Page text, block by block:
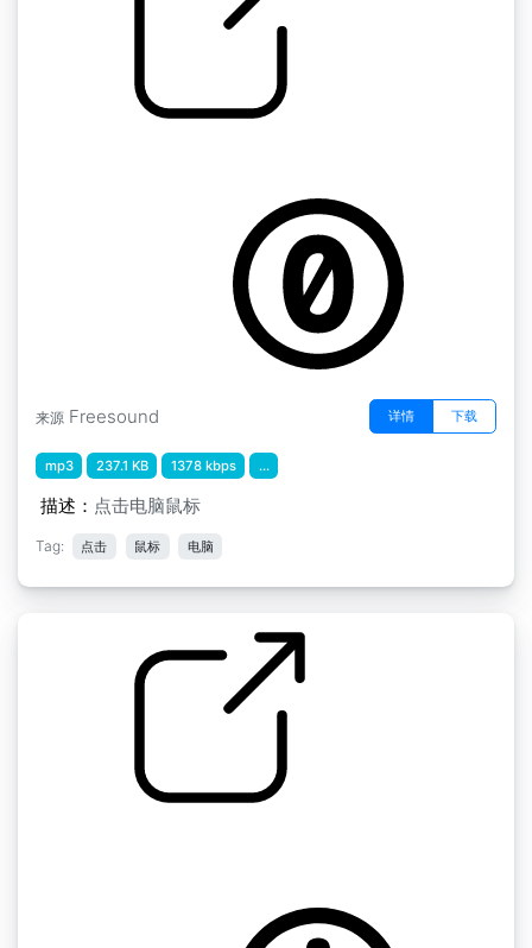
来源 Freesound 详情 下载
mp3 237.1 KB 1378 kbps ...
描述： 点击电脑鼠标
Tag: 点击 鼠标 电脑